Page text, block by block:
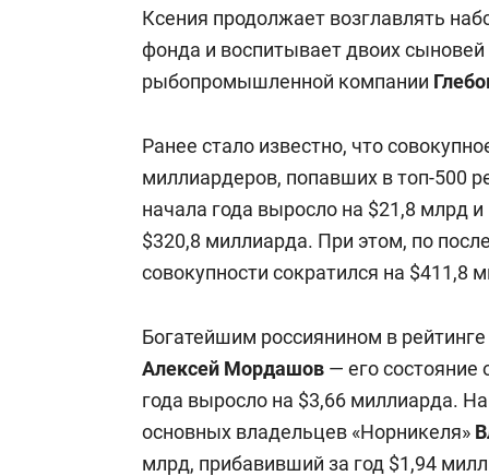
Ксения продолжает возглавлять
фонда и воспитывает двоих
рыбопромышленной компании
Ранее стало известно, что
миллиардеров, попавших в топ-500
начала года выросло на $21,8 млрд
$320,8 миллиарда. При этом, по
совокупности сократился на $411,8
Богатейшим россиянином в
Алексей Мордашов — его состояние
года выросло на $3,66 миллиарда.
основных владельцев «Норникеля»
млрд, прибавивший за год $1,94